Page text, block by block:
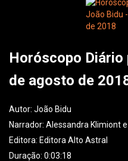
Horóscopo Diário
de agosto de
Autor: João Bidu
Narrador: Alessandra Klimiont
Editora: Editora Alto Astral
Duração: 0:03:18